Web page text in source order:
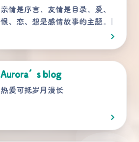
亲情是序言，友情是目录，爱、
恨、恋、想是感情故事的主题。|
Aurora’s blog
热爱可抵岁月漫长